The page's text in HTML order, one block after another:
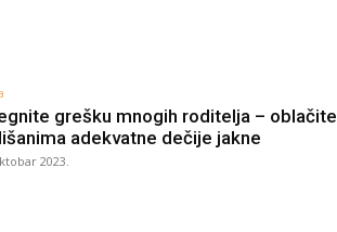
grešku mnogih roditelja – oblačite
adekvatne dečije jakne
2023.